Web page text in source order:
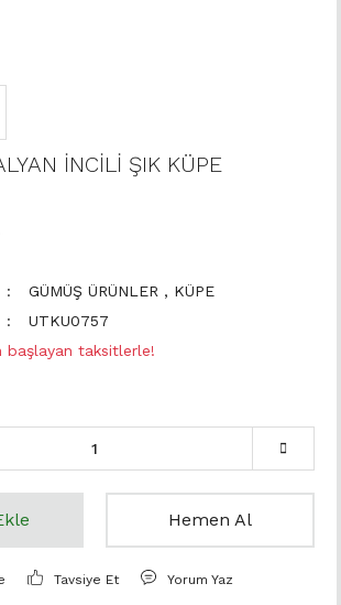
İNCİLİ ŞIK KÜPE
GÜMÜŞ ÜRÜNLER , KÜPE
UTKU0757
başlayan taksitlerle!
Hemen Al
Tavsiye Et Yorum Yaz